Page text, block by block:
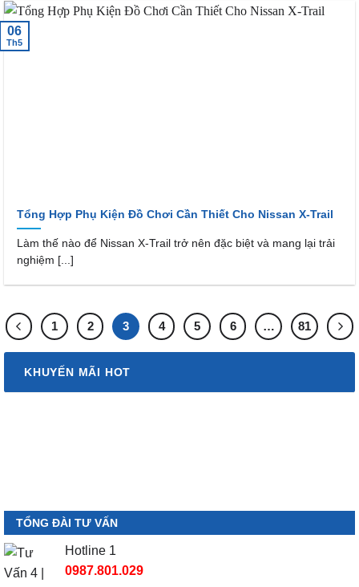
Tổng Hợp Phụ Kiện Đồ Chơi Cần Thiết Cho Nissan X-Trail
Làm thế nào để Nissan X-Trail trở nên đặc biệt và mang lại trải
nghiệm [...]
06
Th5
1 2 3 4 5 6 … 81
KHUYẾN MÃI HOT
TỔNG ĐÀI TƯ VẤN
Hotline 1
0987.801.029